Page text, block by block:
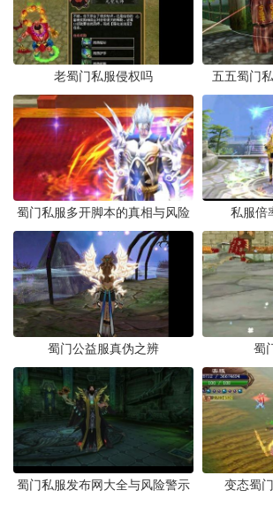
老蜀门私服侵权吗 五五蜀门
蜀门私服多开脚本的真相与风险 私服倍
蜀门公益服真伪之辨 蜀
蜀门私服发布网大全与风险警示 变态蜀